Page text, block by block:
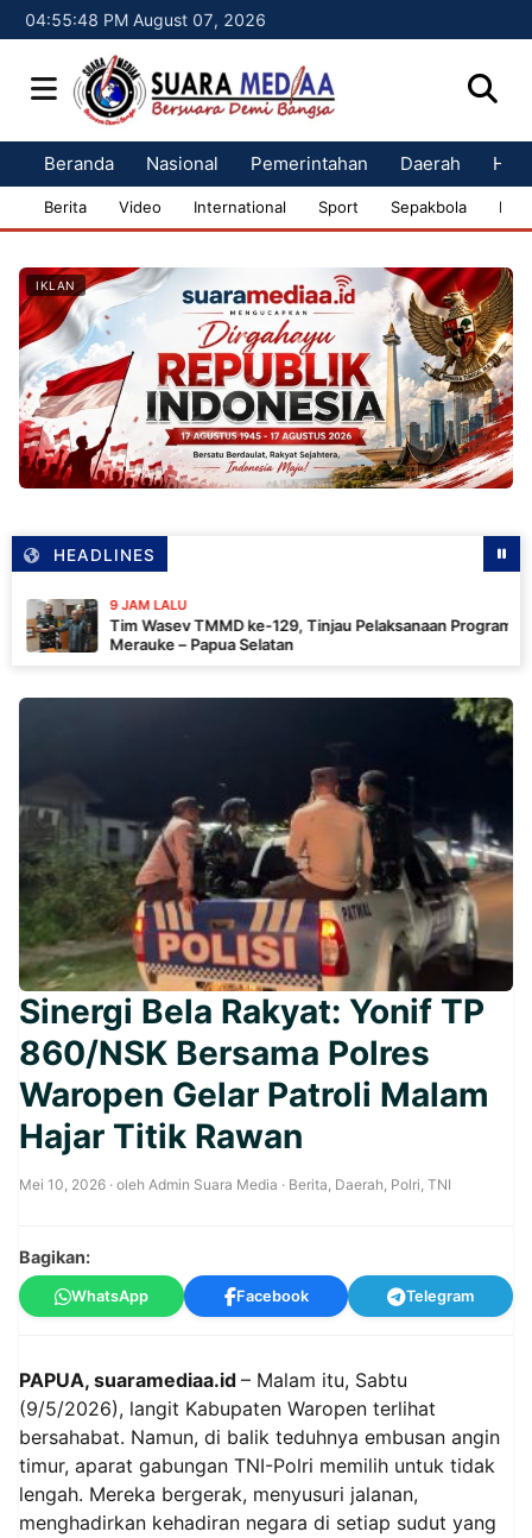
04:55:50 PM August 07, 2026
Beranda Nasional Pemerintahan Daerah
Berita Video International Sport Sepakbola
IKLAN
HEADLINES
9 JAM LALU
Tim Wasev TMMD ke-129, Tinjau Pelaksanaan Program Di
Merauke – Papua Selatan
Sinergi Bela Rakyat: Yonif TP
860/NSK Bersama Polres
Waropen Gelar Patroli Malam
Hajar Titik Rawan
Mei 10, 2026 · oleh Admin Suara Media · Berita, Daerah, Polri, TNI
Bagikan:
WhatsApp Facebook Telegram
PAPUA, suaramediaa.id – Malam itu, Sabtu
(9/5/2026), langit Kabupaten Waropen terlihat
bersahabat. Namun, di balik teduhnya embusan angin
timur, aparat gabungan TNI-Polri memilih untuk tidak
lengah. Mereka bergerak, menyusuri jalanan,
menghadirkan kehadiran negara di setiap sudut yang